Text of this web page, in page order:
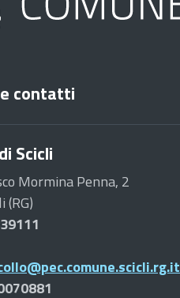
contatti
Scicli
Mormina Penna, 2
(RG)